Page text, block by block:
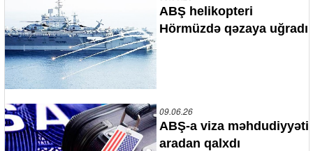
ABŞ helikopteri
Hörmüzdə qəzaya uğradı
09.06.26
ABŞ-a viza məhdudiyyəti
aradan qalxdı